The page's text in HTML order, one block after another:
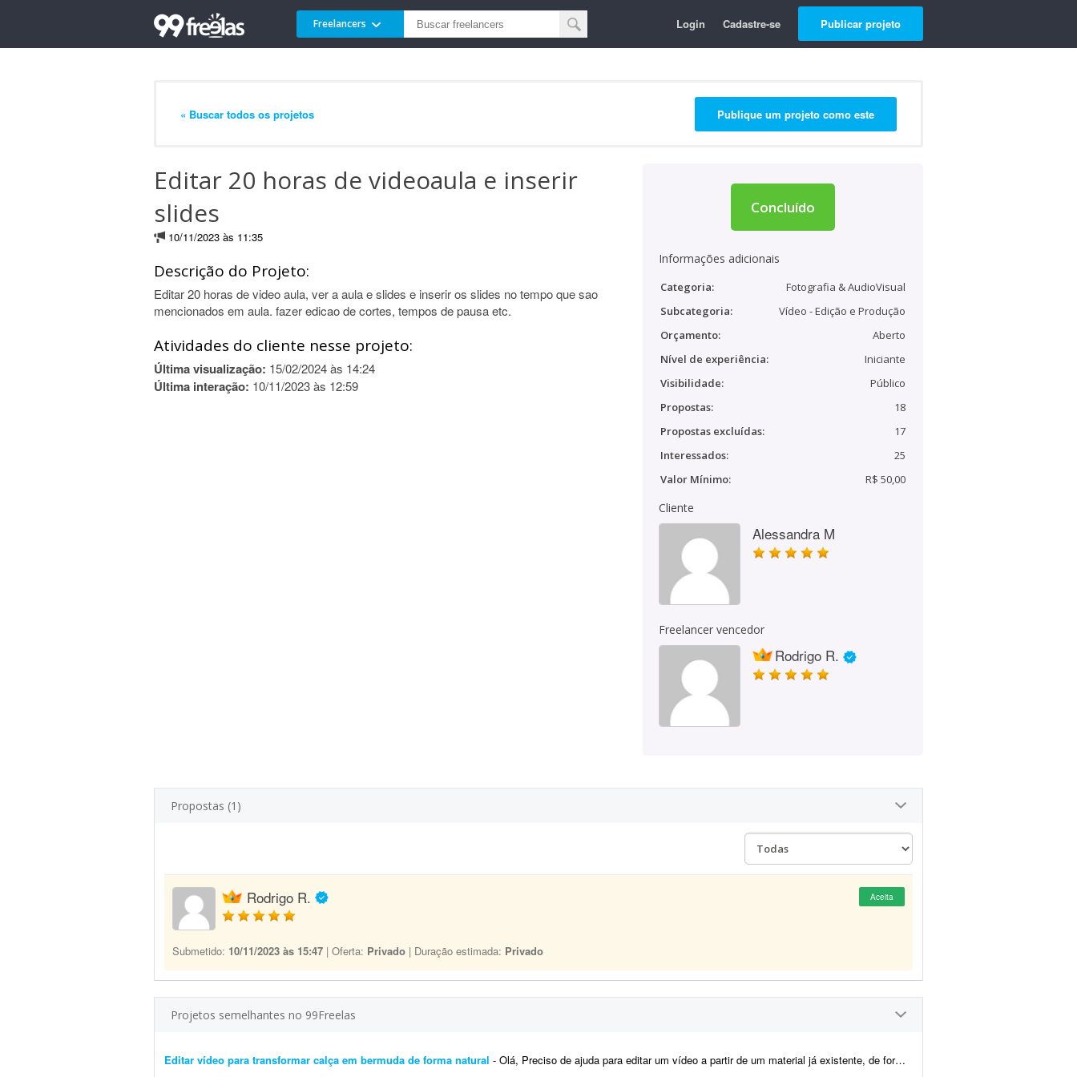
Freelancers Login Cadastre-se Publicar projeto
« Buscar todos os projetos Publique um projeto como este
Editar 20 horas de videoaula e inserir
slides
10/11/2023 às 11:35
Descrição do Projeto:
Editar 20 horas de video aula, ver a aula e slides e inserir os slides no tempo que sao
mencionados em aula. fazer edicao de cortes, tempos de pausa etc.
Atividades do cliente nesse projeto:
Última visualização: 15/02/2024 às 14:24
Última interação: 10/11/2023 às 12:59
Concluído
Informações adicionais
Categoria:
Fotografia & AudioVisual
Subcategoria:
Vídeo - Edição e Produção
Orçamento:
Aberto
Nível de experiência:
Iniciante
Visibilidade:
Público
Propostas:
18
Propostas excluídas:
17
Interessados:
25
Valor Mínimo:
R$ 50,00
Cliente
Alessandra M
Freelancer vencedor
Rodrigo R.
Propostas (1)
Rodrigo R. Aceita
Submetido: 10/11/2023 às 15:47 | Oferta: Privado | Duração estimada: Privado
Projetos semelhantes no 99Freelas
Editar vídeo para transformar calça em bermuda de forma natural - Olá, Preciso de ajuda para editar um vídeo a partir de um material já existente, de forma que a alteração pareça natural. No vídeo original o mode...